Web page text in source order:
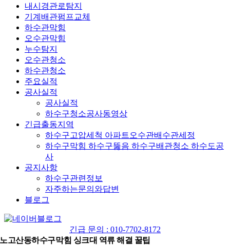
내시경관로탐지
기계배관펌프교체
하수관막힘
오수관막힘
누수탐지
오수관청소
하수관청소
주요실적
공사실적
공사실적
하수구청소공사동영상
긴급출동지역
하수구고압세척 아파트오수관배수관세정
하수구막힘 하수구뚫음 하수구배관청소 하수도공
사
공지사항
하수구관련정보
자주하는문의와답변
블로그
네
버
긴급 문의 : 010-7702-8172
노고산동하수구막힘 싱크대 역류 해결 꿀팁